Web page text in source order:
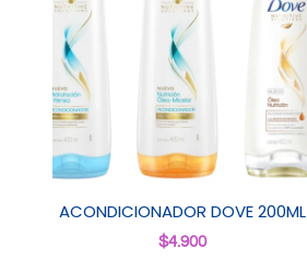
ACONDICIONADOR DOVE 200ML
$4.900